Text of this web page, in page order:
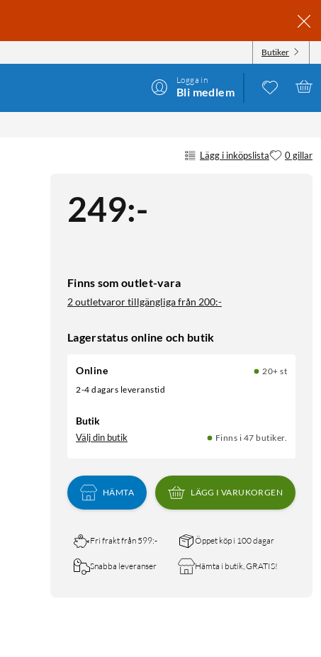
Butiker
Logga in
Bli medlem
Lägg i inköpslista 0 gillar
249:-
Finns som outlet-vara
2 outletvaror tillgängliga från 200:-
Lagerstatus online och butik
Online
20+ st
2-4 dagars leveranstid
Butik
Välj din butik Finns i 47 butiker.
HÄMTA LÄGG I VARUKORGEN
Fri frakt från 599:- Öppet köp i 100 dagar
Snabba leveranser Hämta i butik, GRATIS!